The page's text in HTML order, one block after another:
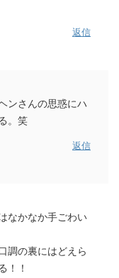
返信
ンさんの思惑にハ
。笑
返信
なかなか手ごわい
調の裏にはどえら
！！